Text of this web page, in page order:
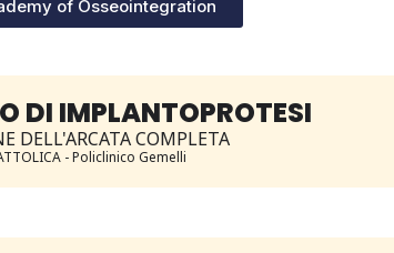
of Osseointegration
DI IMPLANTOPROTESI
DELL'ARCATA COMPLETA
- Policlinico Gemelli